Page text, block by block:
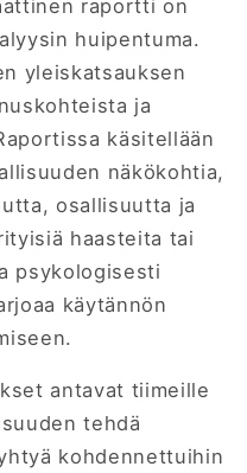
raportti on
huipentuma.
yleiskatsauksen
ja
käsitellään
näkökohtia,
osallisuutta ja
haasteita tai
psykologisesti
käytännön
antavat tiimeille
tehdä
kohdennettuihin